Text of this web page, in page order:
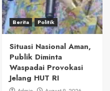
Berita Politik
Situasi Nasional Aman,
Publik Diminta
Waspadai Provokasi
Jelang HUT RI